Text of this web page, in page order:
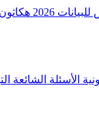
2026 هكاثون
الأسئلة الشائعة